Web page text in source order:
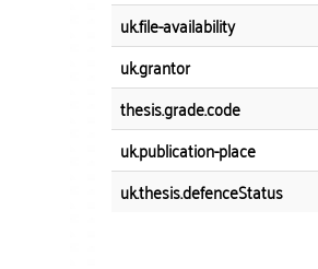
uk.file-availability
uk.grantor
thesis.grade.code
uk.publication-place
uk.thesis.defenceStatus